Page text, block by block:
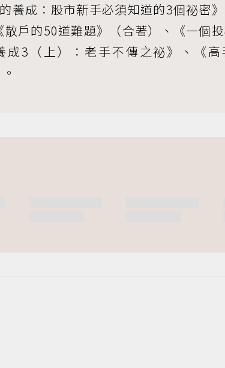
養成：股市新手必須知道的3個祕密
戶的50道難題》（合著）、《一個
成3（上）：老手不傳之祕》、《高